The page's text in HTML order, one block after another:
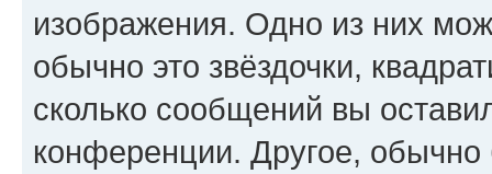
изображения. Одно из них
обычно это звёздочки,
сколько сообщений вы
конференции. Другое,